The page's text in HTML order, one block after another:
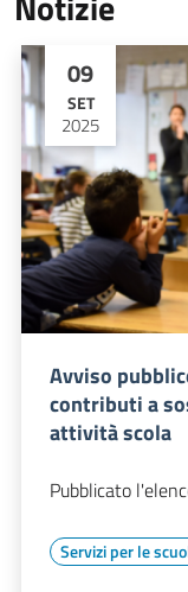
09
SET
2025
Avviso
contributi a
attività scola
Pubblicato
Servizi per le